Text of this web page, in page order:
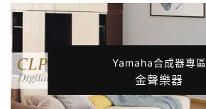
Yamaha合成器專區
金聲樂器